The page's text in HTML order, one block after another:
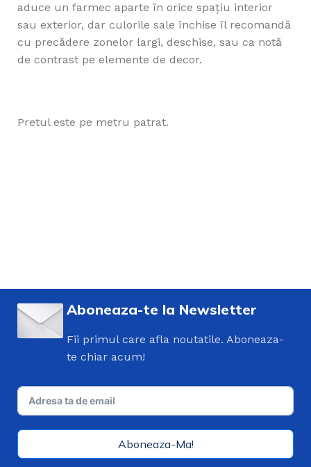
aduce un farmec aparte în orice spațiu interior
sau exterior, dar culorile sale închise îl recomandă
cu precădere zonelor largi, deschise, sau ca notă
de contrast pe elemente de decor.
Pretul este pe metru patrat.
Aboneaza-te la Newsletter
Fii primul care afla noutatile. Aboneaza-
te chiar acum!
Aboneaza-Ma!